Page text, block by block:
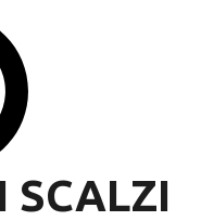
SCALZI